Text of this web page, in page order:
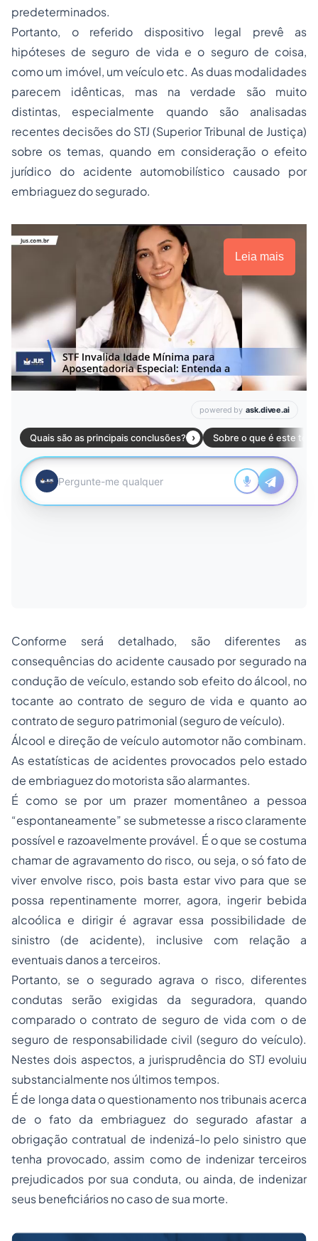
predeterminados.
Portanto, o referido dispositivo legal prevê as
hipóteses de seguro de vida e o seguro de coisa,
como um imóvel, um veículo etc. As duas modalidades
parecem idênticas, mas na verdade são muito
distintas, especialmente quando são analisadas
recentes decisões do STJ (Superior Tribunal de Justiça)
sobre os temas, quando em consideração o efeito
jurídico do acidente automobilístico causado por
embriaguez do segurado.
Leia mais
Conforme será detalhado, são diferentes as
consequências do acidente causado por segurado na
condução de veículo, estando sob efeito do álcool, no
tocante ao contrato de seguro de vida e quanto ao
contrato de seguro patrimonial (seguro de veículo).
Álcool e direção de veículo automotor não combinam.
As estatísticas de acidentes provocados pelo estado
de embriaguez do motorista são alarmantes.
É como se por um prazer momentâneo a pessoa
“espontaneamente” se submetesse a risco claramente
possível e razoavelmente provável. É o que se costuma
chamar de agravamento do risco, ou seja, o só fato de
viver envolve risco, pois basta estar vivo para que se
possa repentinamente morrer, agora, ingerir bebida
alcoólica e dirigir é agravar essa possibilidade de
sinistro (de acidente), inclusive com relação a
eventuais danos a terceiros.
Portanto, se o segurado agrava o risco, diferentes
condutas serão exigidas da seguradora, quando
comparado o contrato de seguro de vida com o de
seguro de responsabilidade civil (seguro do veículo).
Nestes dois aspectos, a jurisprudência do STJ evoluiu
substancialmente nos últimos tempos.
É de longa data o questionamento nos tribunais acerca
de o fato da embriaguez do segurado afastar a
obrigação contratual de indenizá-lo pelo sinistro que
tenha provocado, assim como de indenizar terceiros
prejudicados por sua conduta, ou ainda, de indenizar
seus beneficiários no caso de sua morte.